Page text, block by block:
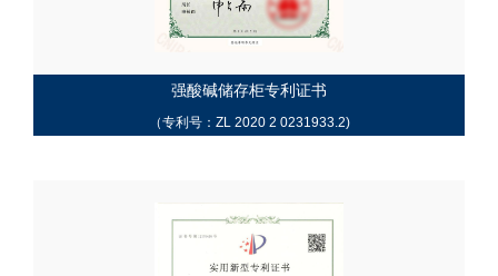
强酸碱储存柜专利证书
（专利号：ZL 2020 2 0231933.2)